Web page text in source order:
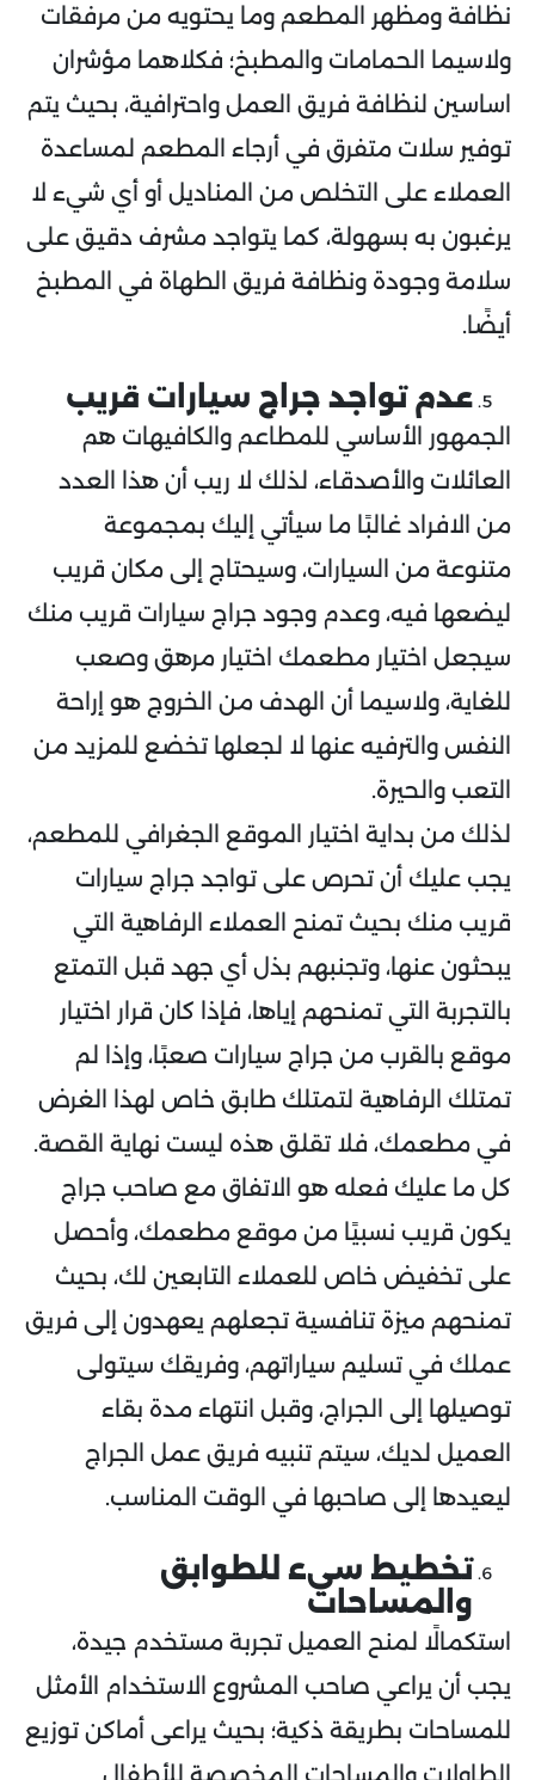
نظافة ومظهر المطعم وما يحتويه من مرفقات
ولاسيما الحمامات والمطبخ؛ فكلاهما مؤشران
اساسين لنظافة فريق العمل واحترافية، بحيث يتم
توفير سلات متفرق في أرجاء المطعم لمساعدة
العملاء على التخلص من المناديل أو أي شيء لا
يرغبون به بسهولة، كما يتواجد مشرف دقيق على
سلامة وجودة ونظافة فريق الطهاة في المطبخ
أيضًا.
عدم تواجد جراج سيارات قريب
الجمهور الأساسي للمطاعم والكافيهات هم
العائلات والأصدقاء، لذلك لا ريب أن هذا العدد
من الافراد غالبًا ما سيأتي إليك بمجموعة
متنوعة من السيارات، وسيحتاج إلى مكان قريب
ليضعها فيه، وعدم وجود جراج سيارات قريب منك
سيجعل اختيار مطعمك اختيار مرهق وصعب
للغاية، ولاسيما أن الهدف من الخروج هو إراحة
النفس والترفيه عنها لا لجعلها تخضع للمزيد من
التعب والحيرة.
لذلك من بداية اختيار الموقع الجغرافي للمطعم،
يجب عليك أن تحرص على تواجد جراج سيارات
قريب منك بحيث تمنح العملاء الرفاهية التي
يبحثون عنها، وتجنبهم بذل أي جهد قبل التمتع
بالتجربة التي تمنحهم إياها، فإذا كان قرار اختيار
موقع بالقرب من جراج سيارات صعبًا، وإذا لم
تمتلك الرفاهية لتمتلك طابق خاص لهذا الغرض
في مطعمك، فلا تقلق هذه ليست نهاية القصة.
كل ما عليك فعله هو الاتفاق مع صاحب جراج
يكون قريب نسبيًا من موقع مطعمك، وأحصل
على تخفيض خاص للعملاء التابعين لك، بحيث
تمنحهم ميزة تنافسية تجعلهم يعهدون إلى فريق
عملك في تسليم سياراتهم، وفريقك سيتولى
توصيلها إلى الجراج، وقبل انتهاء مدة بقاء
العميل لديك، سيتم تنبيه فريق عمل الجراج
ليعيدها إلى صاحبها في الوقت المناسب.
تخطيط سيء للطوابق
والمساحات
استكمالًا لمنح العميل تجربة مستخدم جيدة،
يجب أن يراعي صاحب المشروع الاستخدام الأمثل
للمساحات بطريقة ذكية؛ بحيث يراعى أماكن توزيع
الطاولات والمساحات المخصصة للأطفال